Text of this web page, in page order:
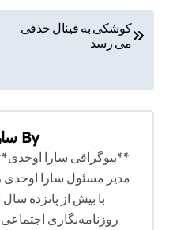
کوشکی به فینال حذفی
می رسد
By
**بیوگرافی سارا
مدیر مسئول سارا اوحدی
با بیش از پانزده
روزنامه‌نگاری